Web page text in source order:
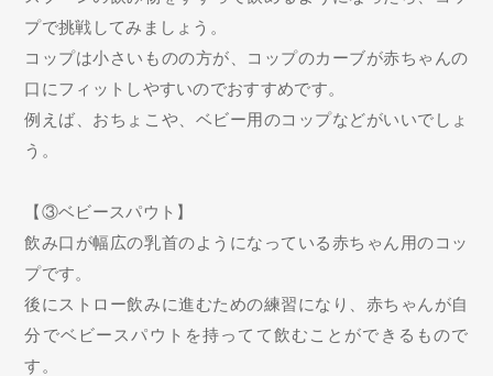
プで挑戦してみましょう。
コップは小さいものの方が、コップのカーブが赤ちゃんの
口にフィットしやすいのでおすすめです。
例えば、おちょこや、ベビー用のコップなどがいいでしょ
う。
【③ベビースパウト】
飲み口が幅広の乳首のようになっている赤ちゃん用のコッ
プです。
後にストロー飲みに進むための練習になり、赤ちゃんが自
分でベビースパウトを持ってて飲むことができるもので
す。